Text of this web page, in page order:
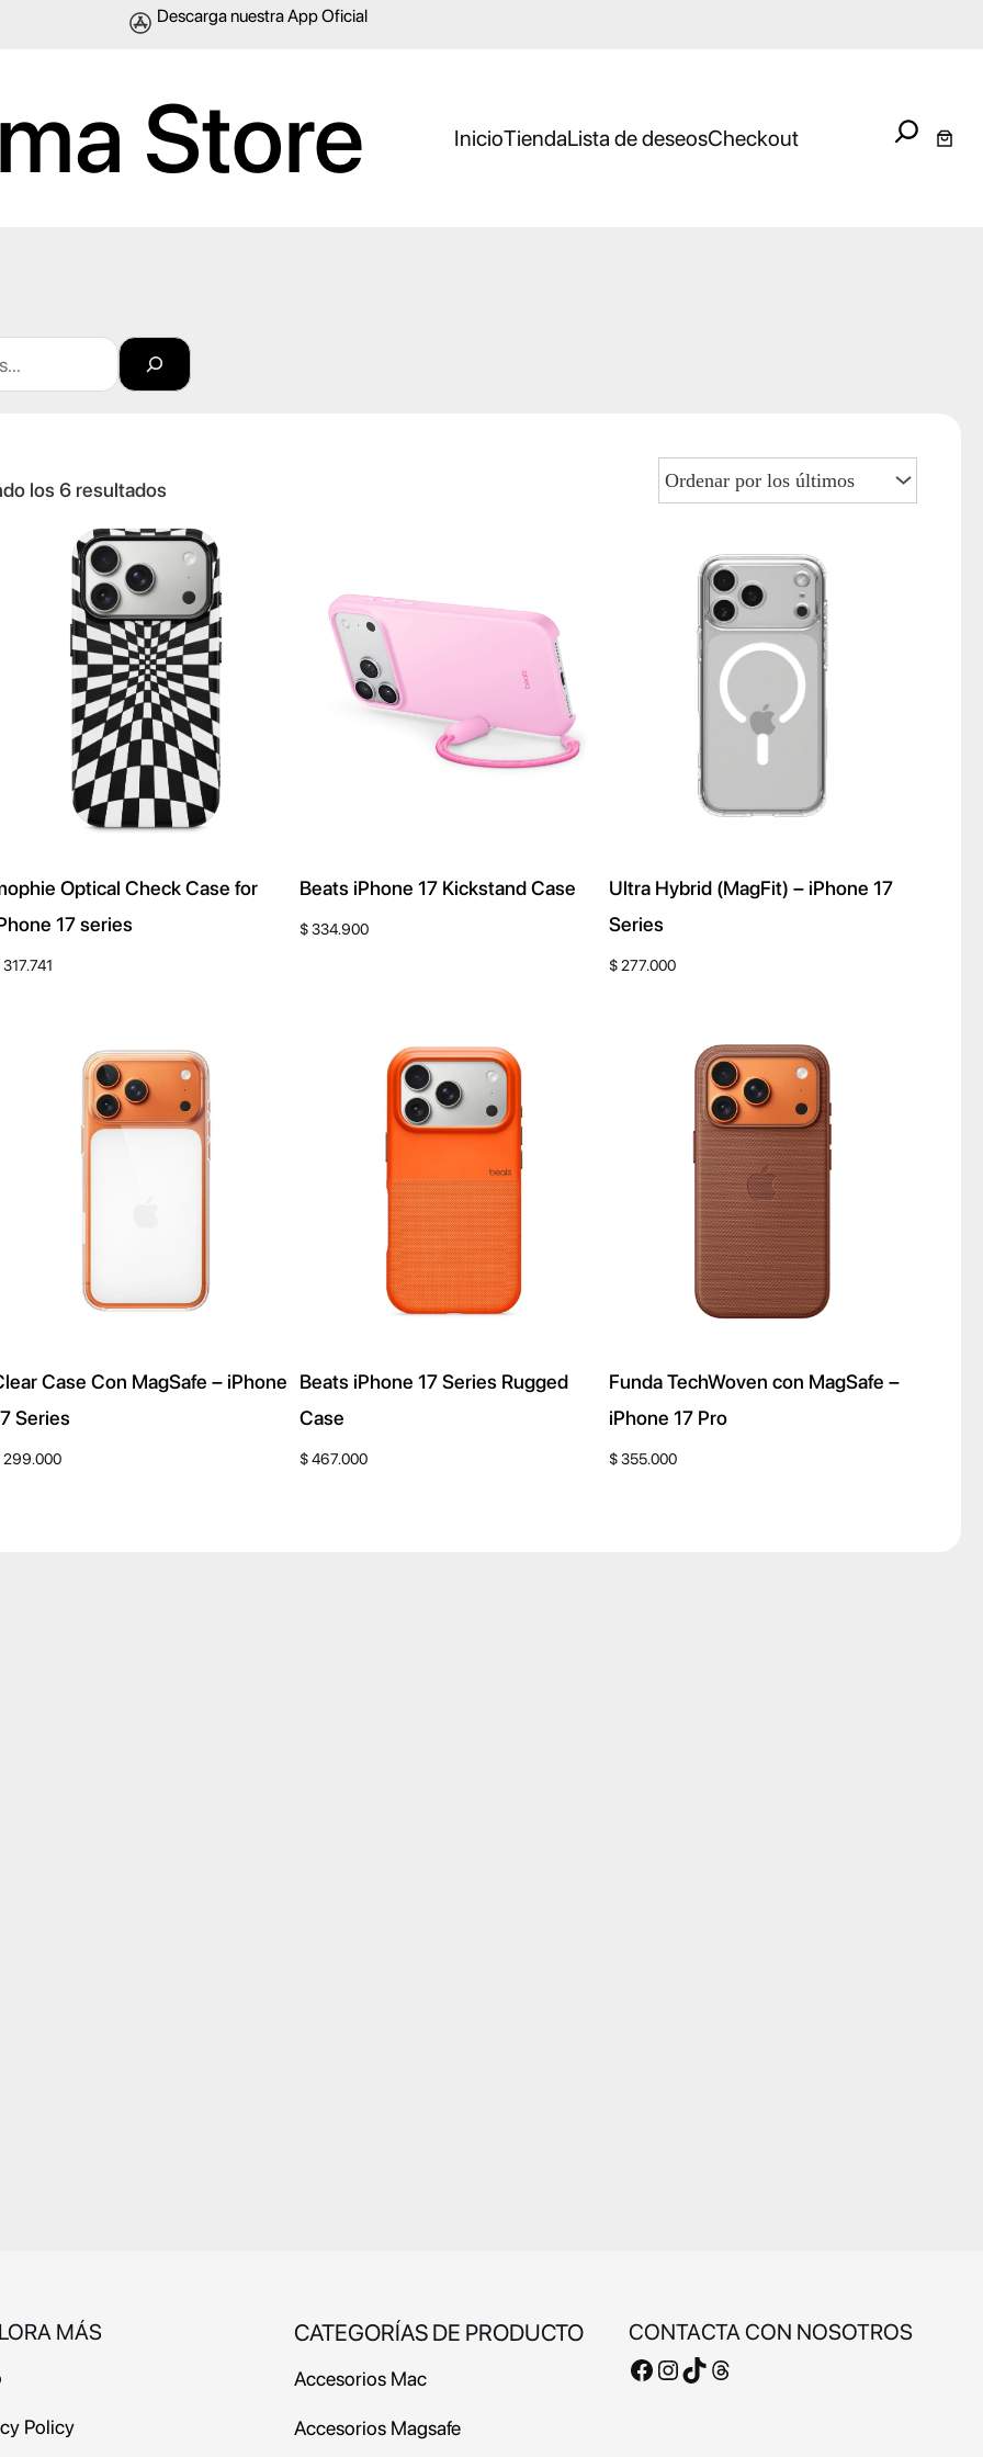
Descarga nuestra App Oficial
Store InicioTiendaLista de deseosCheckout Search
los 6 resultados
r
n
a
d
o
p
o
l
t
Optical Check Case for
17 series
317.741
Beats iPhone 17 Kickstand Case
$334.900
Ultra Hybrid (MagFit) – iPhone 17
Series
$277.000
Case Con MagSafe – iPhone
Series
299.000
Beats iPhone 17 Series Rugged
Case
$467.000
Funda TechWoven con MagSafe –
iPhone 17 Pro
$355.000
MÁS
Policy
CATEGORÍAS DE PRODUCTO
Accesorios Mac
Accesorios Magsafe
CONTACTA CON NOSOTROS
Facebook Instagram TikTok Threads